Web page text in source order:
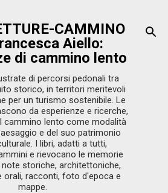
CAMMINO
Aiello:
di cammino lento
di percorsi pedonali tra
storico, in territori meritevoli
per un turismo sostenibile. Le
da esperienze e ricerche,
cammino lento come modalità
e del suo patrimonio
I libri, adatti a tutti,
e rievocano le memorie
storiche, architettoniche,
orali, racconti, foto d'epoca e
mappe.